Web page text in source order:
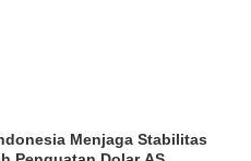
Menjaga Stabilitas